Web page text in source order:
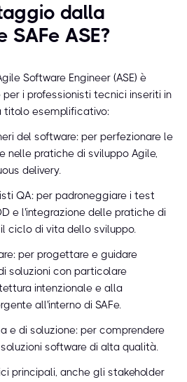
dalla
ASE?
Software Engineer (ASE) è
i professionisti tecnici inseriti in
titolo esemplificativo:
del software: per perfezionare le
nelle pratiche di sviluppo Agile,
delivery.
QA: per padroneggiare i test
e l'integrazione delle pratiche di
ciclo di vita dello sviluppo.
per progettare e guidare
soluzioni con particolare
intenzionale e alla
all'interno di SAFe.
e di soluzione: per comprendere
software di alta qualità.
principali, anche gli stakeholder